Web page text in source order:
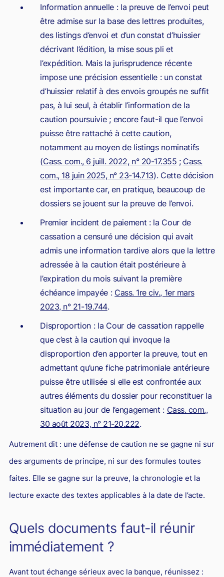
Information annuelle : la preuve de l’envoi peut
être admise sur la base des lettres produites,
des listings d’envoi et d’un constat d’huissier
décrivant l’édition, la mise sous pli et
l’expédition. Mais la jurisprudence récente
impose une précision essentielle : un constat
d’huissier relatif à des envois groupés ne suffit
pas, à lui seul, à établir l’information de la
caution poursuivie ; encore faut-il que l’envoi
puisse être rattaché à cette caution,
notamment au moyen de listings nominatifs
(Cass. com., 6 juill. 2022, n° 20-17.355 ; Cass.
com., 18 juin 2025, n° 23-14.713). Cette décision
est importante car, en pratique, beaucoup de
dossiers se jouent sur la preuve de l’envoi.
Premier incident de paiement : la Cour de
cassation a censuré une décision qui avait
admis une information tardive alors que la lettre
adressée à la caution était postérieure à
l’expiration du mois suivant la première
échéance impayée : Cass. 1re civ., 1er mars
2023, n° 21-19.744.
Disproportion : la Cour de cassation rappelle
que c’est à la caution qui invoque la
disproportion d’en apporter la preuve, tout en
admettant qu’une fiche patrimoniale antérieure
puisse être utilisée si elle est confrontée aux
autres éléments du dossier pour reconstituer la
situation au jour de l’engagement : Cass. com.,
30 août 2023, n° 21-20.222.
Autrement dit : une défense de caution ne se gagne ni sur
des arguments de principe, ni sur des formules toutes
faites. Elle se gagne sur la preuve, la chronologie et la
lecture exacte des textes applicables à la date de l’acte.
Quels documents faut-il réunir
immédiatement ?
Avant tout échange sérieux avec la banque, réunissez :